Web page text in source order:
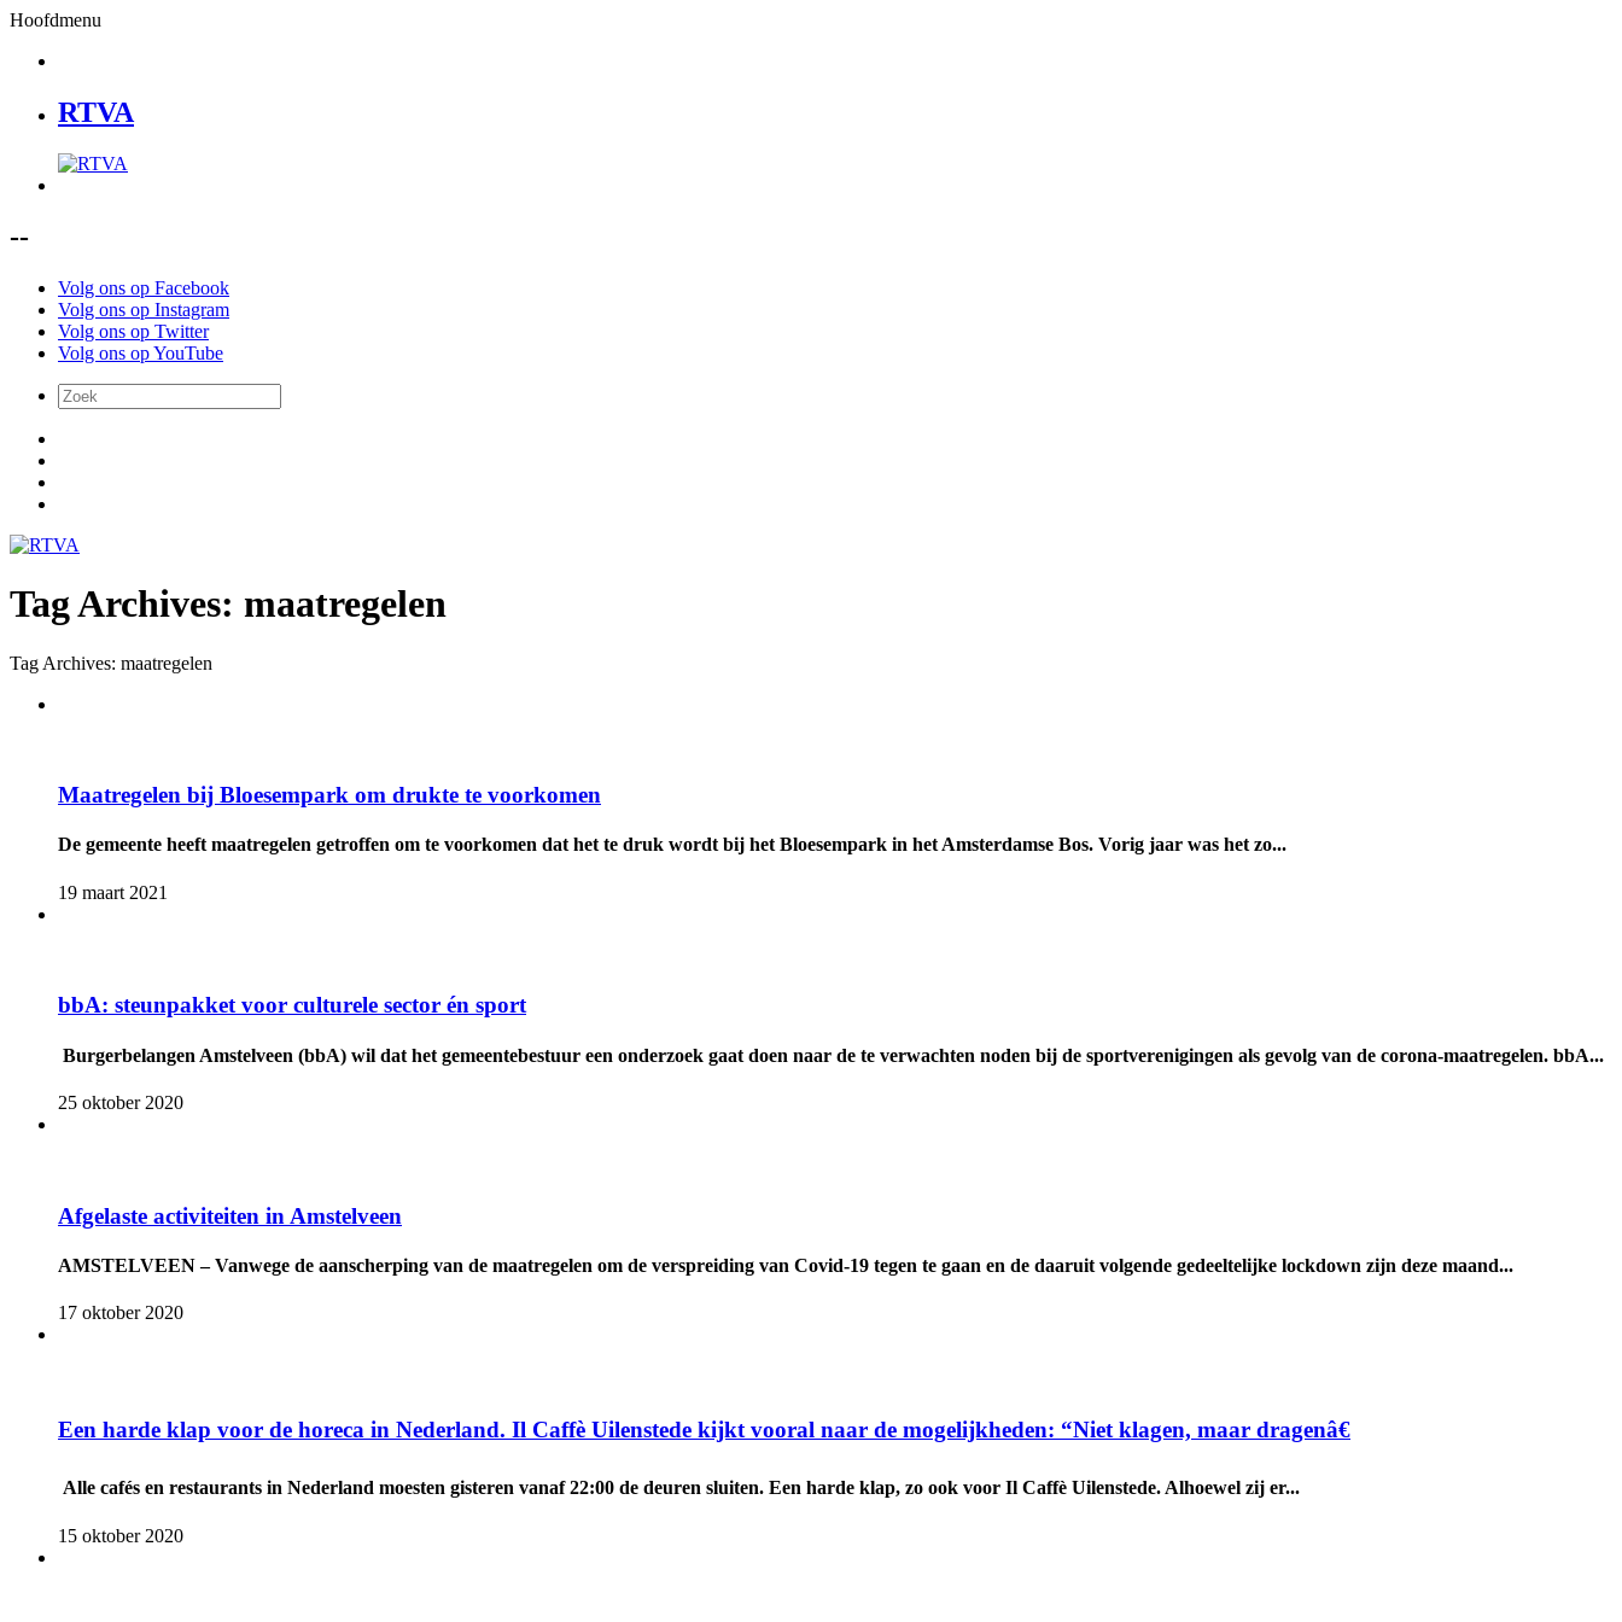
Hoofdmenu
RTVA
--
Volg ons op Facebook
Volg ons op Instagram
Volg ons op Twitter
Volg ons op YouTube
Tag Archives: maatregelen
Tag Archives: maatregelen
Maatregelen bij Bloesempark om drukte te voorkomen
De gemeente heeft maatregelen getroffen om te voorkomen dat het te druk wordt bij het Bloesempark in het Amsterdamse Bos. Vorig jaar was het zo...
19 maart 2021
bbA: steunpakket voor culturele sector én sport
Burgerbelangen Amstelveen (bbA) wil dat het gemeentebestuur een onderzoek gaat doen naar de te verwachten noden bij de sportverenigingen als gevolg van de corona-maatregelen. bbA...
25 oktober 2020
Afgelaste activiteiten in Amstelveen
AMSTELVEEN – Vanwege de aanscherping van de maatregelen om de verspreiding van Covid-19 tegen te gaan en de daaruit volgende gedeeltelijke lockdown zijn deze maand...
17 oktober 2020
Een harde klap voor de horeca in Nederland. Il Caffè Uilenstede kijkt vooral naar de mogelijkheden: “Niet klagen, maar dragenâ€
Alle cafés en restaurants in Nederland moesten gisteren vanaf 22:00 de deuren sluiten. Een harde klap, zo ook voor Il Caffè Uilenstede. Alhoewel zij er...
15 oktober 2020